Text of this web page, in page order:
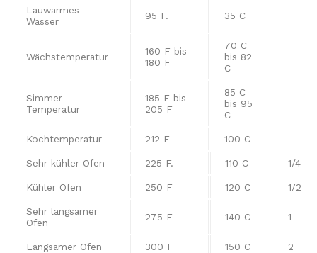
Lauwarmes
Wasser
95 F. 35 C
Wächstemperatur
160 F bis
180 F
70 C
bis 82
C
Simmer
Temperatur
185 F bis
205 F
85 C
bis 95
C
Kochtemperatur 212 F 100 C
Sehr kühler Ofen 225 F. 110 C 1/4
Kühler Ofen 250 F 120 C 1/2
Sehr langsamer
Ofen
275 F 140 C 1
Langsamer Ofen 300 F 150 C 2